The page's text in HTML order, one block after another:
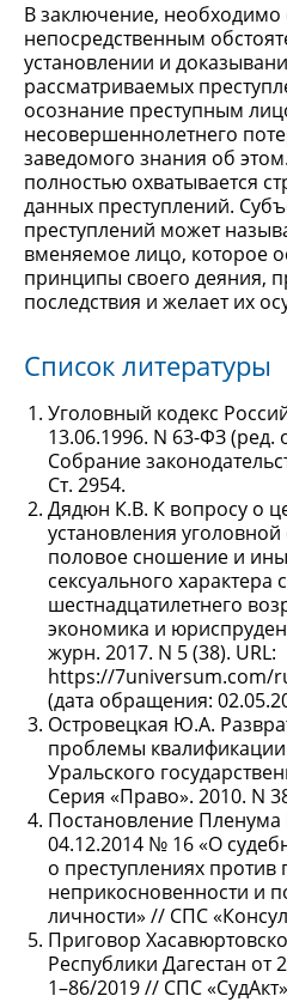
В заключение, необходимо
непосредственным
установлении и
рассматриваемых
осознание преступным
несовершеннолетнего
заведомого знания об
полностью охватывается
данных преступлений.
преступлений может
вменяемое лицо, которое
принципы своего деяния,
последствия и желает их
Список литературы
Уголовный кодекс
13.06.1996. N 63-ФЗ (ред.
Собрание
Ст. 2954.
Дядюн К.В. К вопросу о
установления уголовной
половое сношение и
сексуального
шестнадцатилетнего
экономика и
журн. 2017. N 5 (38). URL:
https://7universum.com/
(дата обращения:
Островецкая Ю.А.
проблемы
Уральского
Серия «Право». 2010. N
Постановление Пленума
04.12.2014 № 16 «О
о преступлениях против
неприкосновенности и
личности» // СПС
Приговор
Республики Дагестан от
1–86/2019 // СПС